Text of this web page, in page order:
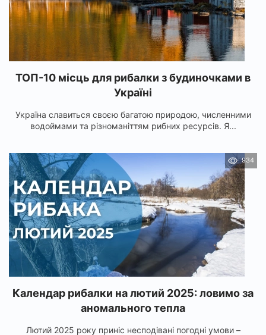
ТОП-10 місць для рибалки з будиночками в
Україні
Україна славиться своєю багатою природою, численними
водоймами та різноманіттям рибних ресурсів. Я...
934
Календар рибалки на лютий 2025: ловимо за
аномального тепла
Лютий 2025 року приніс несподівані погодні умови –